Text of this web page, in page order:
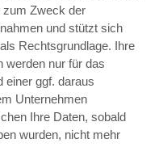
zum Zweck der
und stützt sich
Rechtsgrundlage. Ihre
werden nur für das
einer ggf. daraus
Unternehmen
Ihre Daten, sobald
wurden, nicht mehr